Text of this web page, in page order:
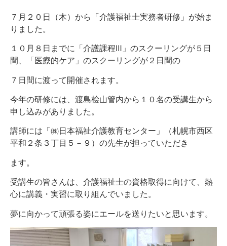
７月２０日（木）から「介護福祉士実務者研修」が始ま
りました。
１０月８日までに「介護課程Ⅲ」のスクーリングが５日
間、「医療的ケア」のスクーリングが２日間の
７日間に渡って開催されます。
今年の研修には、渡島桧山管内から１０名の受講生から
申し込みがありました。
講師には「㈱日本福祉介護教育センター」（札幌市西区
平和２条３丁目５－９）の先生が担っていただき
ます。
受講生の皆さんは、介護福祉士の資格取得に向けて、熱
心に講義・実習に取り組んでいました。
夢に向かって頑張る姿にエールを送りたいと思います。